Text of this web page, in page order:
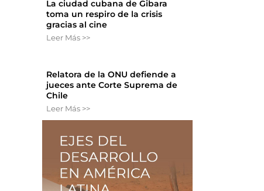
La ciudad cubana de Gibara
toma un respiro de la crisis
gracias al cine
Leer Más >>
Relatora de la ONU defiende a
jueces ante Corte Suprema de
Chile
Leer Más >>